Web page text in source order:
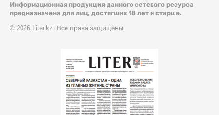
Информационная продукция данного сетевого ресурса
предназначена для лиц, достигших 18 лет и старше.
© 2026 Liter.kz. Все права защищены.